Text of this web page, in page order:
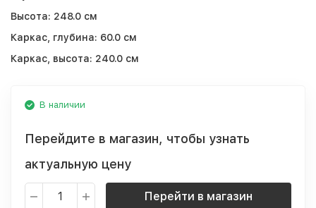
Высота: 248.0 см
Каркас, глубина: 60.0 см
Каркас, высота: 240.0 см
В наличии
Перейдите в магазин, чтобы узнать
актуальную цену
Перейти в магазин